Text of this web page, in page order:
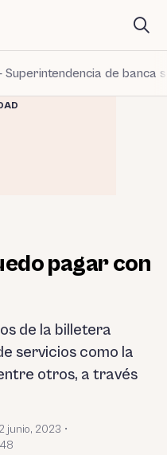
Superintendencia de banca
pagar con
de la billetera
servicios como la
otros, a través
junio, 2023 •